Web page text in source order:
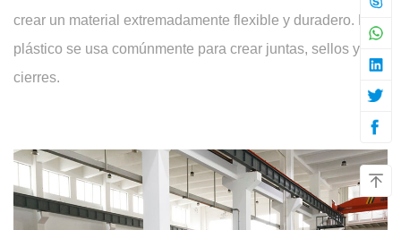
crear un material extremadamente flexible y duradero. Este
plástico se usa comúnmente para crear juntas, sellos y
cierres.